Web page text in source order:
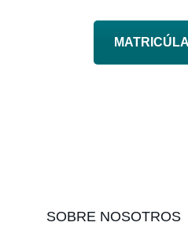
SOBRE NOSOTROS